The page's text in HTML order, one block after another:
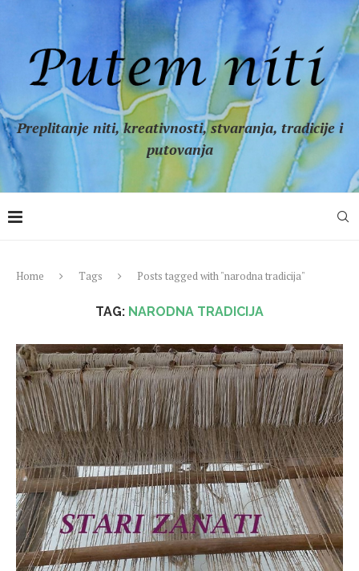
Preplitanje niti, kreativnosti, stvaranja, tradicije i
putovanja
Home Tags Posts tagged with "narodna tradicija"
TAG: NARODNA TRADICIJA